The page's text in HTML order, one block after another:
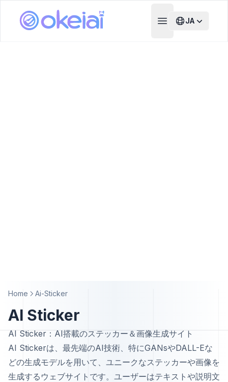
Open main menu
JA
Home Ai-Sticker
AI Sticker
AI Sticker：AI搭載のステッカー＆画像生成サイト
AI Stickerは、最先端のAI技術、特にGANsやDALL-Eな
どの生成モデルを用いて、ユニークなステッカーや画像を
生成するウェブサイトです。ユーザーはテキストや説明文